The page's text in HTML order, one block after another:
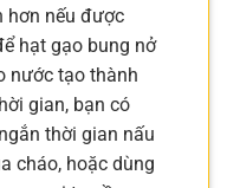
hơn nếu được
hạt gạo bung nở
nước tạo thành
gian, bạn có
thời gian nấu
cháo, hoặc dùng